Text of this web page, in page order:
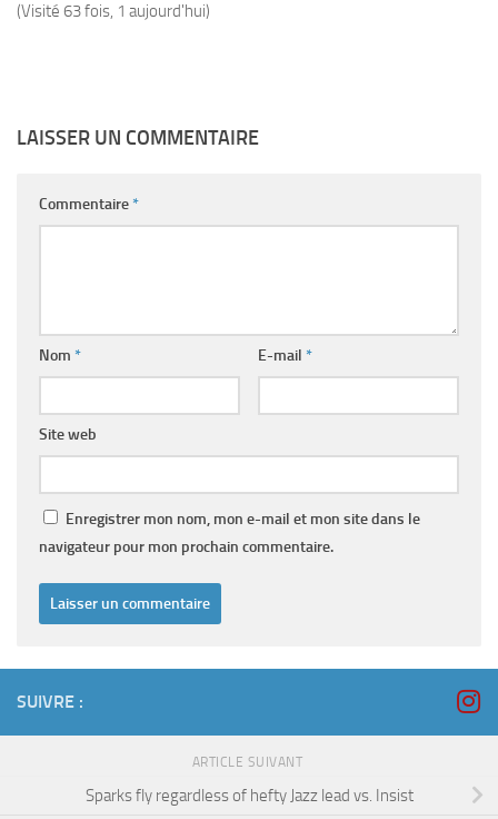
(Visité 63 fois, 1 aujourd'hui)
LAISSER UN COMMENTAIRE
Commentaire*
Nom * E-mail *
Site web
Enregistrer mon nom, mon e-mail et mon site dans le
navigateur pour mon prochain commentaire.
SUIVRE :
ARTICLE SUIVANT
Sparks fly regardless of hefty Jazz lead vs. Insist